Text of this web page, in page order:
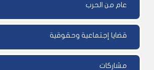
عام من الحرب
قضايا إجتماعية وحقوقية
مشاركات